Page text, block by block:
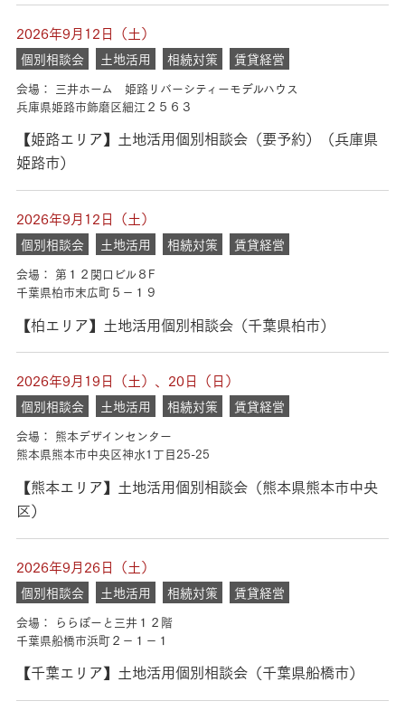
2026年9月12日（土）
個別相談会 土地活用 相続対策 賃貸経営
会場： 三井ホーム 姫路リバーシティーモデルハウス
兵庫県姫路市飾磨区細江２５６３
【姫路エリア】土地活用個別相談会（要予約）（兵庫県
姫路市）
2026年9月12日（土）
個別相談会 土地活用 相続対策 賃貸経営
会場： 第１２関口ビル８F
千葉県柏市末広町５－１９
【柏エリア】土地活用個別相談会（千葉県柏市）
2026年9月19日（土）、20日（日）
個別相談会 土地活用 相続対策 賃貸経営
会場： 熊本デザインセンター
熊本県熊本市中央区神水1丁目25-25
【熊本エリア】土地活用個別相談会（熊本県熊本市中央
区）
2026年9月26日（土）
個別相談会 土地活用 相続対策 賃貸経営
会場： ららぽーと三井１２階
千葉県船橋市浜町２－１－１
【千葉エリア】土地活用個別相談会（千葉県船橋市）